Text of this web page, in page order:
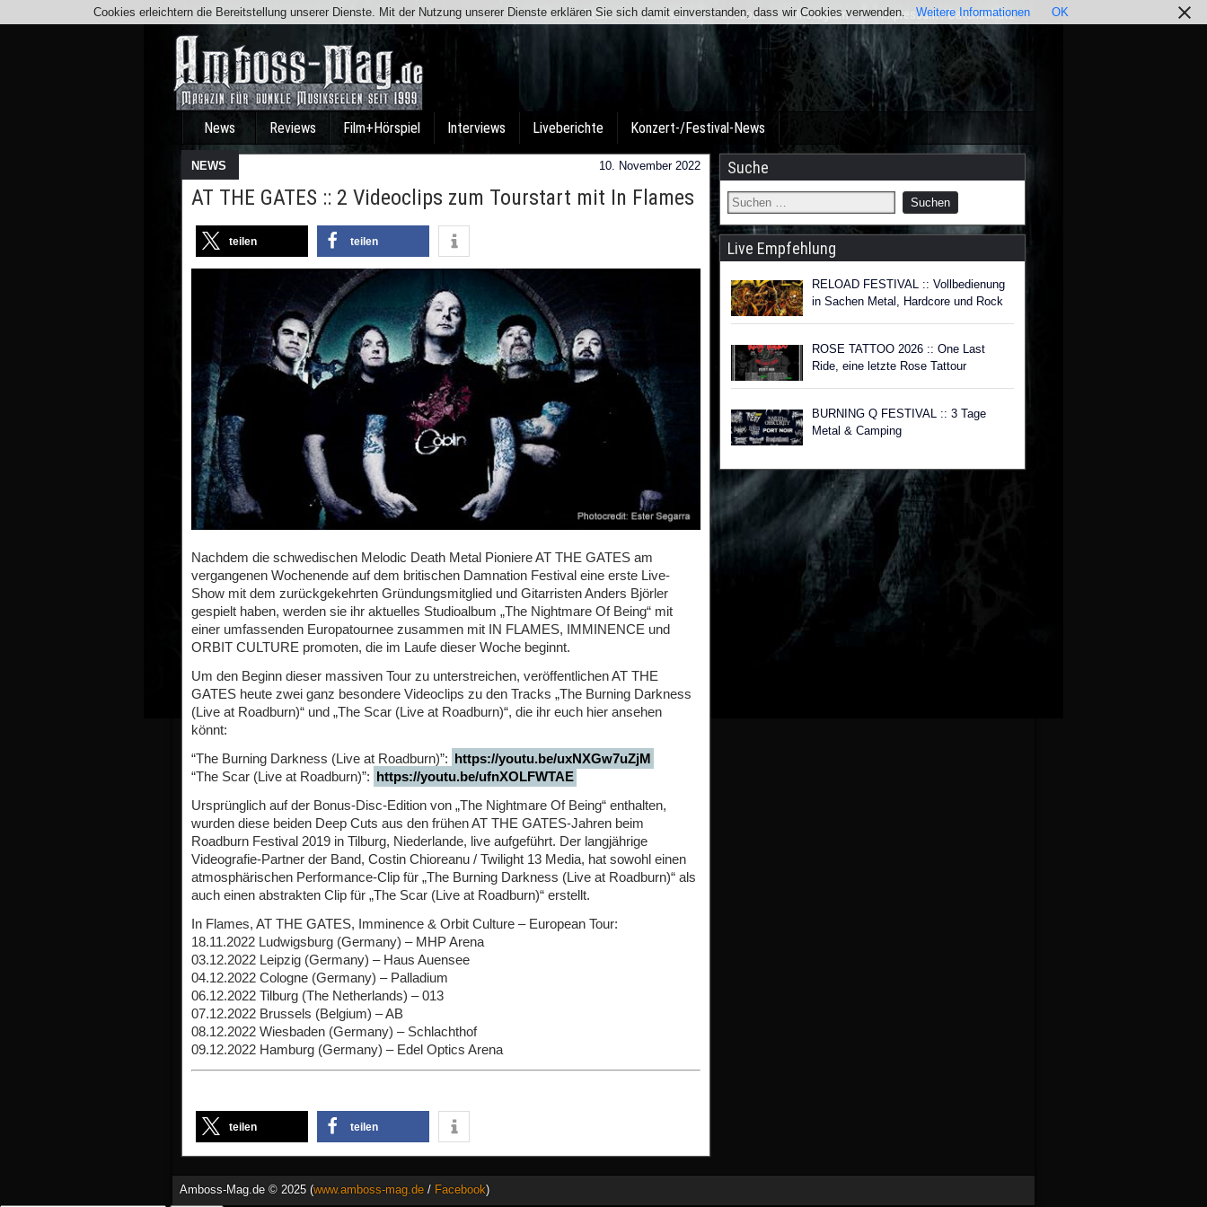
Team Kontakt Facebook Instagram Impressum / Datenschutz
News Reviews Film+Hörspiel Interviews Liveberichte Konzert-/Festival-News
NEWS 10. November 2022
AT THE GATES :: 2 Videoclips zum Tourstart mit In Flames
teilen teilen
Nachdem die schwedischen Melodic Death Metal Pioniere AT THE GATES am
vergangenen Wochenende auf dem britischen Damnation Festival eine erste Live-
Show mit dem zurückgekehrten Gründungsmitglied und Gitarristen Anders Björler
gespielt haben, werden sie ihr aktuelles Studioalbum „The Nightmare Of Being“ mit
einer umfassenden Europatournee zusammen mit IN FLAMES, IMMINENCE und
ORBIT CULTURE promoten, die im Laufe dieser Woche beginnt.
Um den Beginn dieser massiven Tour zu unterstreichen, veröffentlichen AT THE
GATES heute zwei ganz besondere Videoclips zu den Tracks „The Burning Darkness
(Live at Roadburn)“ und „The Scar (Live at Roadburn)“, die ihr euch hier ansehen
könnt:
“The Burning Darkness (Live at Roadburn)”: https://youtu.be/uxNXGw7uZjM
“The Scar (Live at Roadburn)”: https://youtu.be/ufnXOLFWTAE
Ursprünglich auf der Bonus-Disc-Edition von „The Nightmare Of Being“ enthalten,
wurden diese beiden Deep Cuts aus den frühen AT THE GATES-Jahren beim
Roadburn Festival 2019 in Tilburg, Niederlande, live aufgeführt. Der langjährige
Videografie-Partner der Band, Costin Chioreanu / Twilight 13 Media, hat sowohl einen
atmosphärischen Performance-Clip für „The Burning Darkness (Live at Roadburn)“ als
auch einen abstrakten Clip für „The Scar (Live at Roadburn)“ erstellt.
In Flames, AT THE GATES, Imminence & Orbit Culture – European Tour:
18.11.2022 Ludwigsburg (Germany) – MHP Arena
03.12.2022 Leipzig (Germany) – Haus Auensee
04.12.2022 Cologne (Germany) – Palladium
06.12.2022 Tilburg (The Netherlands) – 013
07.12.2022 Brussels (Belgium) – AB
08.12.2022 Wiesbaden (Germany) – Schlachthof
09.12.2022 Hamburg (Germany) – Edel Optics Arena
teilen teilen
Suche
Live Empfehlung
RELOAD FESTIVAL :: Vollbedienung
in Sachen Metal, Hardcore und Rock
ROSE TATTOO 2026 :: One Last
Ride, eine letzte Rose Tattour
BURNING Q FESTIVAL :: 3 Tage
Metal & Camping
Amboss-Mag.de © 2025 (www.amboss-mag.de / Facebook)
Cookies erleichtern die Bereitstellung unserer Dienste. Mit der Nutzung unserer Dienste erklären Sie sich damit einverstanden, dass wir Cookies verwenden. Weitere Informationen OK